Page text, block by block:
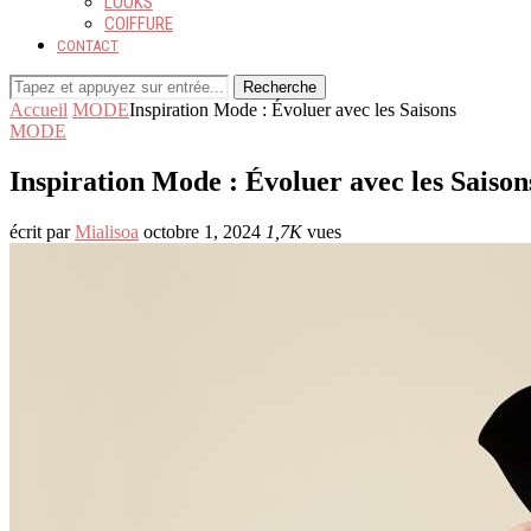
COIFFURE
CONTACT
Recherche
Accueil MODEInspiration Mode : Évoluer avec les Saisons
MODE
Inspiration Mode : Évoluer avec les
écrit parMialisoa octobre 1, 2024 1,7Kvues